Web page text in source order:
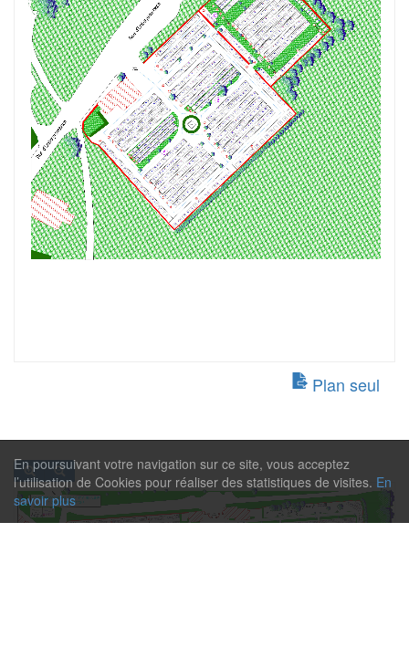
En poursuivant votre navigation sur ce site, vous acceptez
l’utilisation de Cookies pour réaliser des statistiques de visites. En
savoir plus
Plan seul